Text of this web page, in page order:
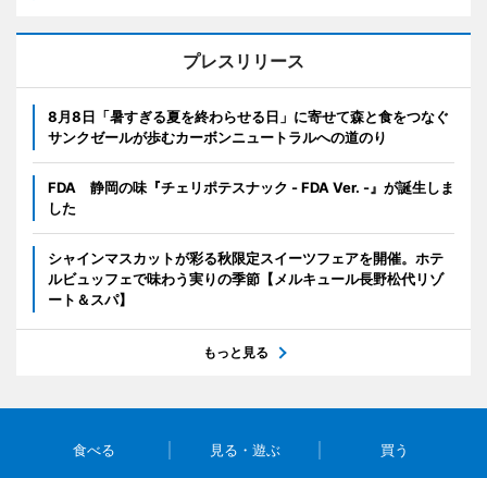
プレスリリース
8月8日「暑すぎる夏を終わらせる日」に寄せて森と食をつなぐ
サンクゼールが歩むカーボンニュートラルへの道のり
FDA 静岡の味『チェリポテスナック - FDA Ver. -』が誕生しま
した
シャインマスカットが彩る秋限定スイーツフェアを開催。ホテ
ルビュッフェで味わう実りの季節【メルキュール長野松代リゾ
ート＆スパ】
もっと見る
食べる 見る・遊ぶ 買う